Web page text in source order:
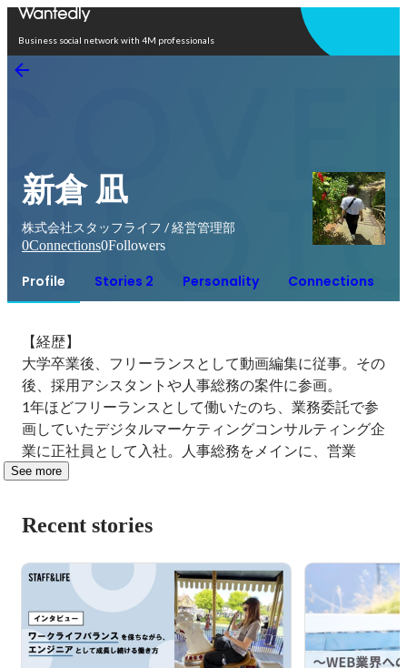
Business social network with 4M professionals
新倉 凪
株式会社スタッフライフ / 経営管理部
0Connections0Followers
Profile Stories 2 Personality Connections
【経歴】
大学卒業後、フリーランスとして動画編集に従事。その
後、採用アシスタントや人事総務の案件に参画。
1年ほどフリーランスとして働いたのち、業務委託で参
画していたデジタルマーケティングコンサルティング企
業に正社員として入社。人事総務をメインに、営業
See more
Recent stories